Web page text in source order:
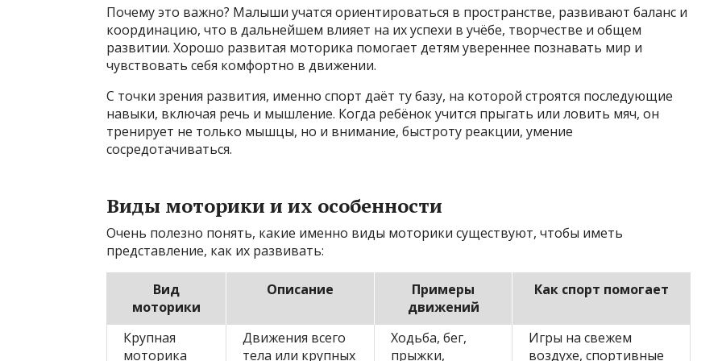
Почему это важно? Малыши учатся ориентироваться в пространстве, развивают баланс и
координацию, что в дальнейшем влияет на их успехи в учёбе, творчестве и общем
развитии. Хорошо развитая моторика помогает детям увереннее познавать мир и
чувствовать себя комфортно в движении.
С точки зрения развития, именно спорт даёт ту базу, на которой строятся последующие
навыки, включая речь и мышление. Когда ребёнок учится прыгать или ловить мяч, он
тренирует не только мышцы, но и внимание, быстроту реакции, умение
сосредотачиваться.
Виды моторики и их особенности
Очень полезно понять, какие именно виды моторики существуют, чтобы иметь
представление, как их развивать:
Вид
моторики
Описание
Примеры
движений
Как спорт помогает
Крупная
моторика
Движения всего
тела или крупных
Ходьба, бег,
прыжки,
Игры на свежем
воздухе, спортивные